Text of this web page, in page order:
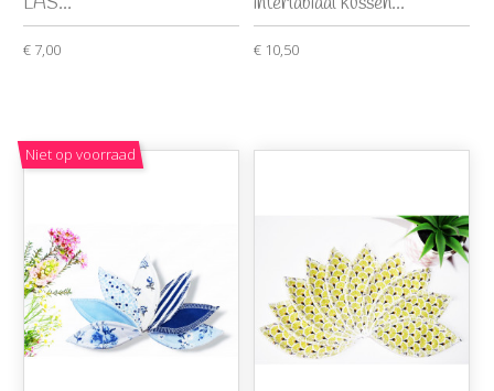
€ 7,00 € 10,50
Niet op voorraad